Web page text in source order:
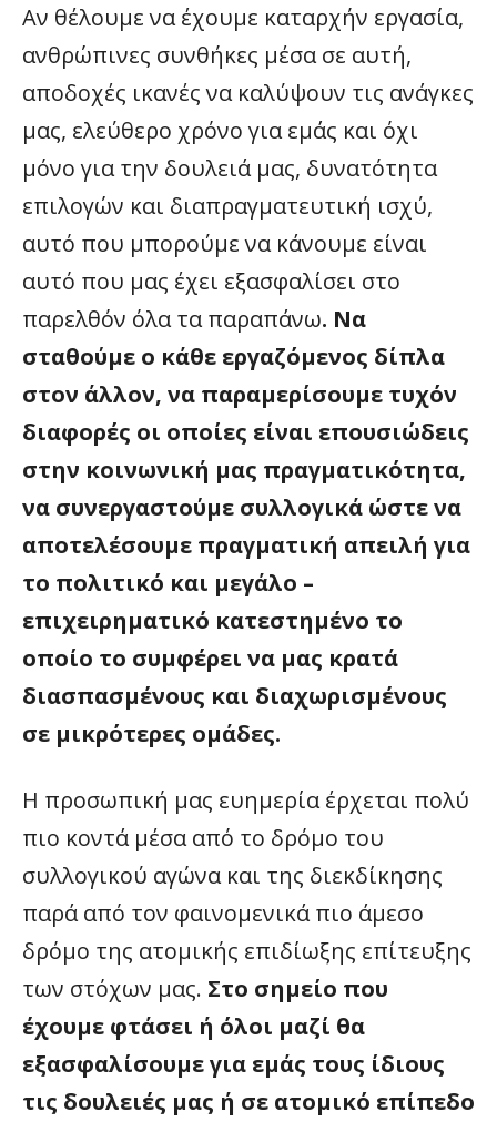
Αν θέλουμε να έχουμε καταρχήν εργασία,
ανθρώπινες συνθήκες μέσα σε αυτή,
αποδοχές ικανές να καλύψουν τις ανάγκες
μας, ελεύθερο χρόνο για εμάς και όχι
μόνο για την δουλειά μας, δυνατότητα
επιλογών και διαπραγματευτική ισχύ,
αυτό που μπορούμε να κάνουμε είναι
αυτό που μας έχει εξασφαλίσει στο
παρελθόν όλα τα παραπάνω. Να
σταθούμε ο κάθε εργαζόμενος δίπλα
στον άλλον, να παραμερίσουμε τυχόν
διαφορές οι οποίες είναι επουσιώδεις
στην κοινωνική μας πραγματικότητα,
να συνεργαστούμε συλλογικά ώστε να
αποτελέσουμε πραγματική απειλή για
το πολιτικό και μεγάλο –
επιχειρηματικό κατεστημένο το
οποίο το συμφέρει να μας κρατά
διασπασμένους και διαχωρισμένους
σε μικρότερες ομάδες.
Η προσωπική μας ευημερία έρχεται πολύ
πιο κοντά μέσα από το δρόμο του
συλλογικού αγώνα και της διεκδίκησης
παρά από τον φαινομενικά πιο άμεσο
δρόμο της ατομικής επιδίωξης επίτευξης
των στόχων μας. Στο σημείο που
έχουμε φτάσει ή όλοι μαζί θα
εξασφαλίσουμε για εμάς τους ίδιους
τις δουλειές μας ή σε ατομικό επίπεδο